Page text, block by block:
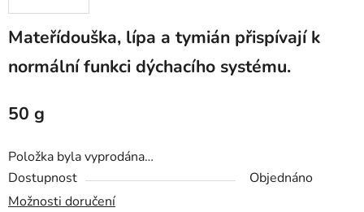
Mateřídouška, lípa a tymián přispívají k
normální funkci dýchacího systému.
50 g
Položka byla vyprodána…
Dostupnost
Objednáno
Možnosti doručení